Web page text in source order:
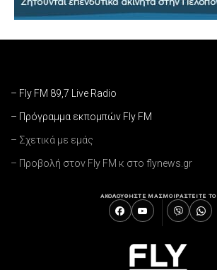
– Fly FM 89,7 Live Radio
– Πρόγραμμα εκπομπών Fly FM
– Σχετικά με εμάς
– Προβολή στον Fly FM κ στο flynews.gr
ΑΚΟΛΟΥΘΗΣΤΕ ΜΑΣΜΟΙΡΑΣΤΕΙΤΕ ΤΟ